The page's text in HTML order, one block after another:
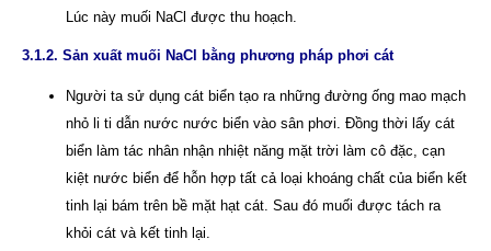
Lúc này muối NaCl được thu hoạch.
3.1.2. Sản xuất muối NaCl bằng phương pháp phơi cát
Người ta sử dụng cát biển tạo ra những đường ống mao mạch
nhỏ li ti dẫn nước nước biển vào sân phơi. Đồng thời lấy cát
biển làm tác nhân nhận nhiệt năng mặt trời làm cô đặc, cạn
kiệt nước biển để hỗn hợp tất cả loại khoáng chất của biển kết
tinh lại bám trên bề mặt hạt cát. Sau đó muối được tách ra
khỏi cát và kết tinh lại.